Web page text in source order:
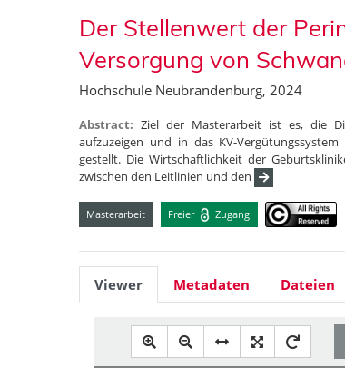
Der Stellenwert der
Versorgung von
Hochschule Neubrandenburg, 2024
Abstract: Ziel der Masterarbeit ist es, die
aufzuzeigen und in das KV-
gestellt. Die Wirtschaftlichkeit der
zwischen den Leitlinien und den
Masterarbeit Freier Zugang
Viewer Metadaten Dateien